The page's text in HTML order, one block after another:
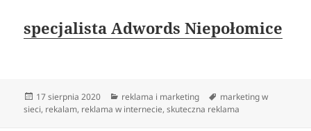
specjalista Adwords Niepołomice
Data
publikacji
17 sierpnia 2020 Kategorie
reklama i marketing Tagi
marketing w
sieci, rekalam, reklama w internecie,skuteczna reklama